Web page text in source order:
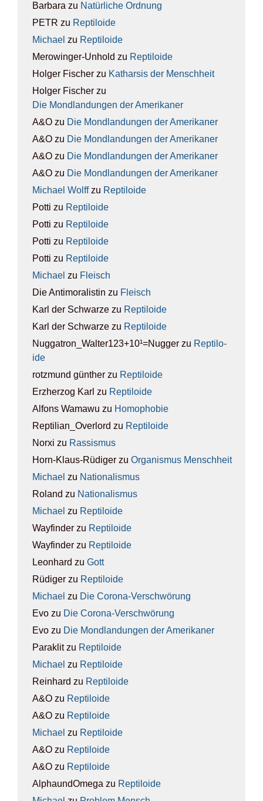
Barbara zu Natür­li­che Ord­nung
PETR zu Rep­ti­lo­ide
Michael zu Rep­ti­lo­ide
Merowinger-Unhold zu Rep­ti­lo­ide
Holger Fischer zu Kathar­sis der Mensch­heit
Holger Fischer zu
Die Mond­lan­dun­gen der Ame­ri­ka­ner
A&O zu Die Mond­lan­dun­gen der Ame­ri­ka­ner
A&O zu Die Mond­lan­dun­gen der Ame­ri­ka­ner
A&O zu Die Mond­lan­dun­gen der Ame­ri­ka­ner
A&O zu Die Mond­lan­dun­gen der Ame­ri­ka­ner
Michael Wolffzu Rep­ti­lo­ide
Potti zu Rep­ti­lo­ide
Potti zu Rep­ti­lo­ide
Potti zu Rep­ti­lo­ide
Potti zu Rep­ti­lo­ide
Michael zu Fleisch
Die Antimoralistin zu Fleisch
Karl der Schwarze zu Rep­ti­lo­ide
Karl der Schwarze zu Rep­ti­lo­ide
Nuggatron_Walter123+10¹=Nugger zu Rep­ti­lo­
ide
rotzmund günther zu Rep­ti­lo­ide
Erzherzog Karl zu Rep­ti­lo­ide
Alfons Wamawu zu Homo­pho­bie
Reptilian_Overlord zu Rep­ti­lo­ide
Norxi zu Ras­sis­mus
Horn-Klaus-Rüdiger zu Orga­nis­mus Mensch­heit
Michael zu Natio­na­lis­mus
Roland zu Natio­na­lis­mus
Michael zu Rep­ti­lo­ide
Wayfinder zu Rep­ti­lo­ide
Wayfinder zu Rep­ti­lo­ide
Leonhard zu Gott
Rüdiger zu Rep­ti­lo­ide
Michael zu Die Coro­na-Ver­schwö­rung
Evo zu Die Coro­na-Ver­schwö­rung
Evo zu Die Mond­lan­dun­gen der Ame­ri­ka­ner
Paraklitzu Rep­ti­lo­ide
Michael zu Rep­ti­lo­ide
Reinhard zu Rep­ti­lo­ide
A&O zu Rep­ti­lo­ide
A&O zu Rep­ti­lo­ide
Michael zu Rep­ti­lo­ide
A&O zu Rep­ti­lo­ide
A&O zu Rep­ti­lo­ide
AlphaundOmega zu Rep­ti­lo­ide